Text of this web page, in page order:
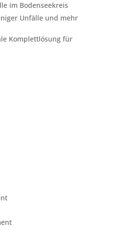
im Bodenseekreis
Unfälle und mehr
Komplettlösung für